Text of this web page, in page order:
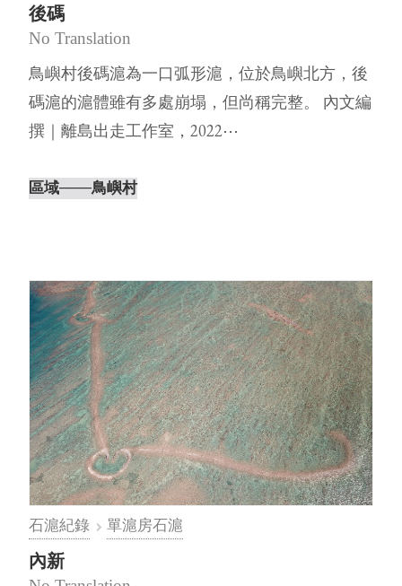
後碼
No Translation
鳥嶼村後碼滬為一口弧形滬，位於鳥嶼北方，後
碼滬的滬體雖有多處崩塌，但尚稱完整。 內文編
撰｜離島出走工作室，2022⋯
區域───鳥嶼村
石滬紀錄 單滬房石滬
內新